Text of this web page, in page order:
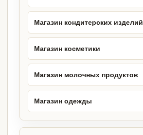
Магазин кондитерских изделий
Магазин косметики
Магазин молочных продуктов
Магазин одежды